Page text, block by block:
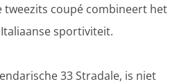
tweezits coupé combineert het
sportiviteit.
33 Stradale, is niet